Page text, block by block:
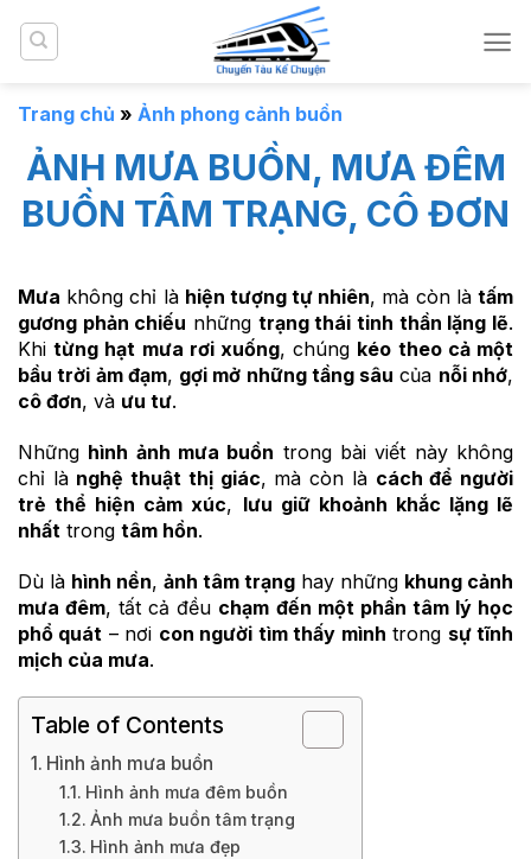
qua
dungTrang chủ » Ảnh phong cảnh buồn
ẢNH MƯA BUỒN, MƯA ĐÊM
BUỒN TÂM TRẠNG, CÔ ĐƠN
Mưa không chỉ là hiện tượng tự nhiên, mà còn làtấm
gương phản chiếu những trạng thái tinh thần lặng lẽ.
Khitừng hạt mưa rơi xuống, chúng kéo theo cả một
bầu trời ảm đạm, gợi mở những tầng sâu của nỗi nhớ,
cô đơn, và ưu tư.
Những hình ảnh mưa buồn trong bài viết này không
chỉ là nghệ thuật thị giác, mà còn là cách để người
trẻ thể hiện cảm xúc, lưu giữ khoảnh khắc lặng lẽ
nhất trong tâm hồn.
Dù là hình nền, ảnh tâm trạng hay những khung cảnh
mưa đêm, tất cả đều chạm đến một phần tâm lý học
phổ quát – nơi con người tìm thấy mình trong sự tĩnh
mịch của mưa.
Table of Contents
Hình ảnh mưa buồn
Hình ảnh mưa đêm buồn
Ảnh mưa buồn tâm trạng
Hình ảnh mưa đẹp